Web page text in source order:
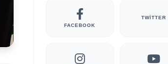
FACEBOOK
TWITTER